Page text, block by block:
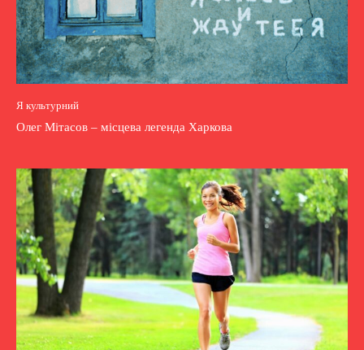
Я культурний
Олег Мітасов – місцева легенда Харкова